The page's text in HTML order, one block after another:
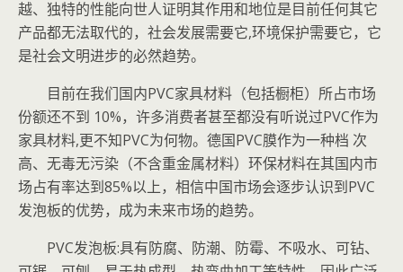
越、独特的性能向世人证明其作用和地位是目前任何其它
产品都无法取代的，社会发展需要它,环境保护需要它，它
是社会文明进步的必然趋势。
目前在我们国内PVC家具材料（包括橱柜）所占市场
份额还不到 10%，许多消费者甚至都没有听说过PVC作为
家具材料,更不知PVC为何物。德国PVC膜作为一种档 次
高、无毒无污染（不含重金属材料）环保材料在其国内市
场占有率达到85%以上，相信中国市场会逐步认识到PVC
发泡板的优势，成为未来市场的趋势。
PVC发泡板:具有防腐、防潮、防霉、不吸水、可钻、